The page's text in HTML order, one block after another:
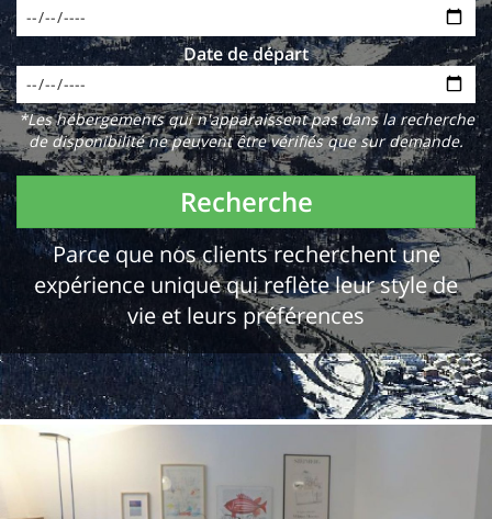
Date de départ
*Les hébergements qui n'apparaissent pas dans la recherche
de disponibilité ne peuvent être vérifiés que sur demande.
Recherche
Parce que nos clients recherchent une
expérience unique qui reflète leur style de
vie et leurs préférences